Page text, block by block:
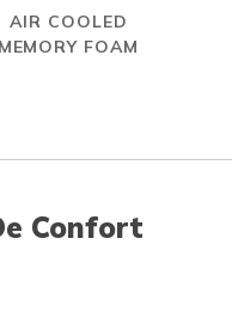
AIR COOLED
MEMORY FOAM
Confort